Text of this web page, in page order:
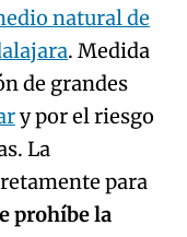
natural de
. Medida
de grandes
y por el riesgo
La
para
prohíbe la